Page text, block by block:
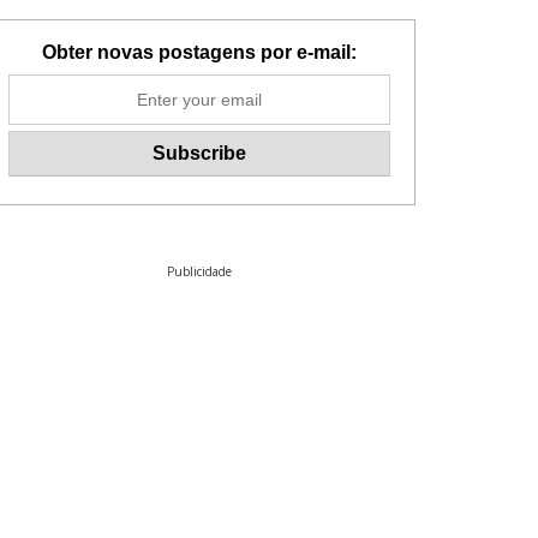
Obter novas postagens por e-mail:
Publicidade